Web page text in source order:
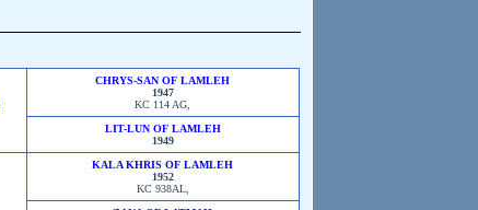
CHRYS-SAN OF LAMLEH
1947
KC 114 AG,
LIT-LUN OF LAMLEH
1949
KALA KHRIS OF LAMLEH
1952
KC 938AL,